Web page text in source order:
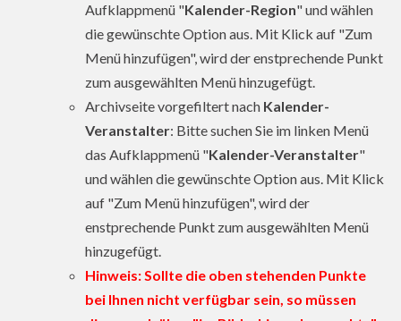
Aufklappmenü "Kalender-Region" und wählen
die gewünschte Option aus. Mit Klick auf "Zum
Menü hinzufügen", wird der enstprechende Punkt
zum ausgewählten Menü hinzugefügt.
Archivseite vorgefiltert nach Kalender-
Veranstalter: Bitte suchen Sie im linken Menü
das Aufklappmenü "Kalender-Veranstalter"
und wählen die gewünschte Option aus. Mit Klick
auf "Zum Menü hinzufügen", wird der
enstprechende Punkt zum ausgewählten Menü
hinzugefügt.
Hinweis: Sollte die oben stehenden Punkte
bei Ihnen nicht verfügbar sein, so müssen